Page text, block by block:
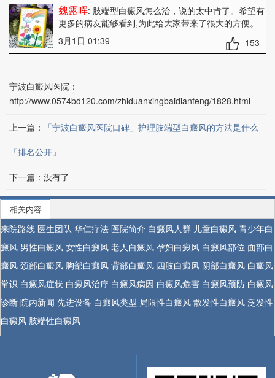
魏露晖: 肢端型白癜风怎么治，说的太中肯了。希望有
更多的病友能够看到,为此给大家带来了很大的方便。
3月1日 01:39
153
宁波白癜风医院：
http://www.0574bd120.com/zhiduanxingbaidianfeng/1828.html
上一篇：
「宁波白癜风医院口碑」护理肢端型白癜风的方法是什么
「排名公开」
下一篇：没有了
相关内容
来院路线 医生团队 华仁疗法 医院简介 白癜风人群 儿童白癜风 青少年白
癜风 男性白癜风 女性白癜风 老人白癜风 孕妇白癜风 白癜风部位 面部白
癜风 颈部白癜风 胸部白癜风 背部白癜风 四肢白癜风 阴部白癜风 白癜风
常识 白癜风症状 白癜风治疗 白癜风病因 白癜风危害 白癜风预防 白癜风
诊断 院内新闻 先进设备 白癜风类型 局限性白癜风 散发性白癜风 泛发性
白癜风 肢端性白癜风